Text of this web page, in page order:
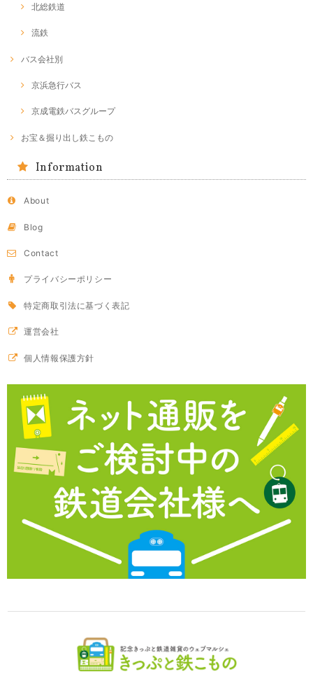
北総鉄道
流鉄
バス会社別
京浜急行バス
京成電鉄バスグループ
お宝＆掘り出し鉄こもの
Information
About
Blog
Contact
プライバシーポリシー
特定商取引法に基づく表記
運営会社
個人情報保護方針